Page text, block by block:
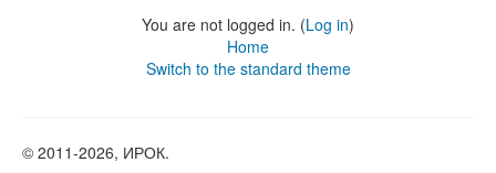
You are not logged in. (Log in)
Home
Switch to the standard theme
© 2011-2026, ИРОК.